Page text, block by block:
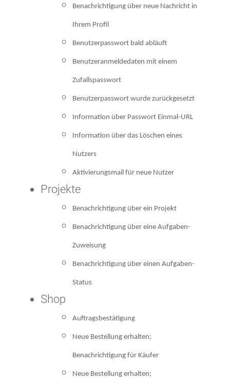
Benachrichtigung über neue Nachricht in
Ihrem Profil
Benutzerpasswort bald abläuft
Benutzeranmeldedaten mit einem
Zufallspasswort
Benutzerpasswort wurde zurückgesetzt
Information über Passwort Einmal-URL
Information über das Löschen eines
Nutzers
Aktivierungsmail für neue Nutzer
Projekte
Benachrichtigung über ein Projekt
Benachrichtigung über eine Aufgaben-
Zuweisung
Benachrichtigung über einen Aufgaben-
Status
Shop
Auftragsbestätigung
Neue Bestellung erhalten;
Benachrichtigung für Käufer
Neue Bestellung erhalten;